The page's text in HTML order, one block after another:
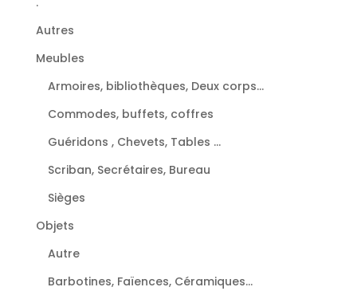
Autres
Meubles
Armoires, bibliothèques, Deux corps...
Commodes, buffets, coffres
Guéridons , Chevets, Tables ...
Scriban, Secrétaires, Bureau
Sièges
Objets
Autre
Barbotines, Faïences, Céramiques...